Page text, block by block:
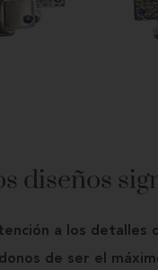
diseños
a los detalles
de ser el